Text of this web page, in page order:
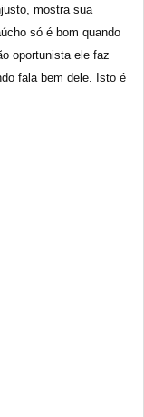
mostra sua
só é bom quando
oportunista ele faz
fala bem dele. Isto é